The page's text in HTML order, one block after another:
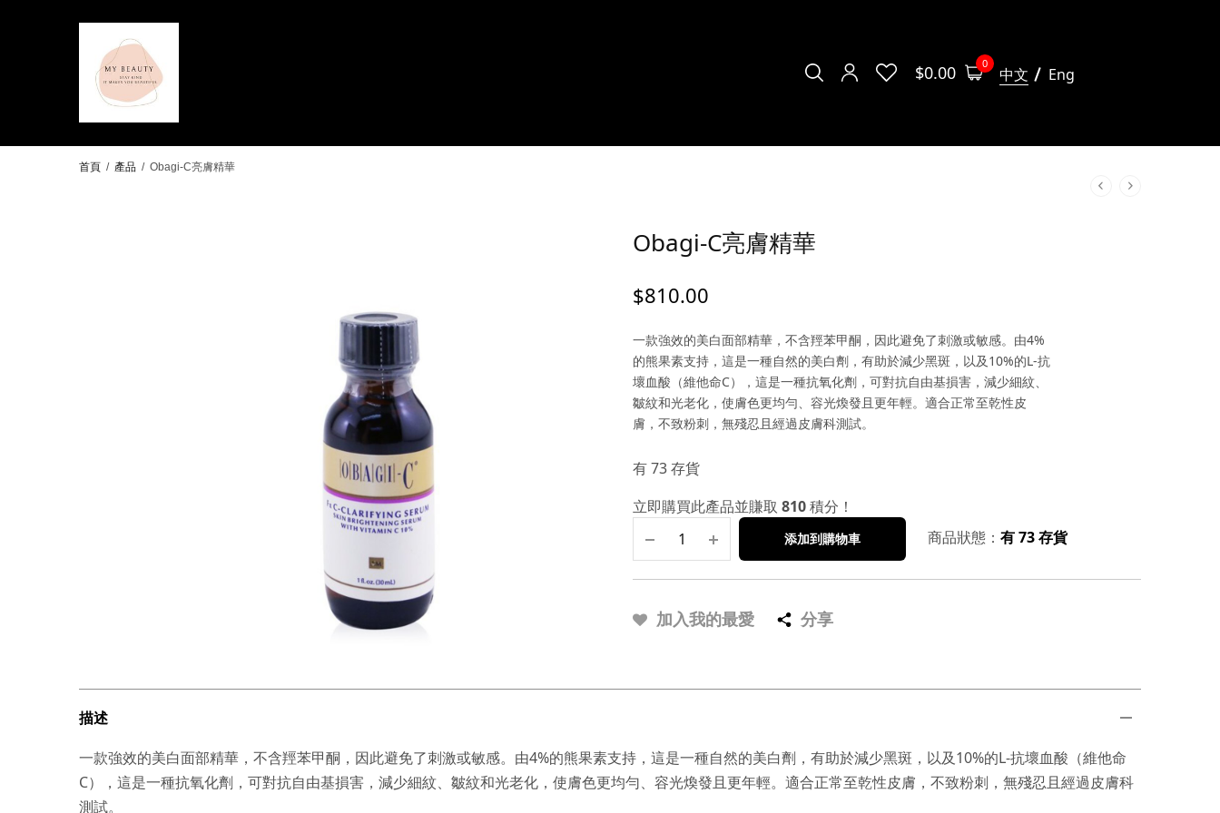
$0.00 0
中文 Eng
首頁 / 產品 / Obagi-C亮膚精華
Obagi-C亮膚精華
$810.00
一款強效的美白面部精華，不含羥苯甲酮，因此避免了刺激或敏感。由4%
的熊果素支持，這是一種自然的美白劑，有助於減少黑斑，以及10%的L-抗
壞血酸（維他命C），這是一種抗氧化劑，可對抗自由基損害，減少細紋、
皺紋和光老化，使膚色更均勻、容光煥發且更年輕。適合正常至乾性皮
膚，不致粉刺，無殘忍且經過皮膚科測試。
有 73 存貨
立即購買此產品並賺取 810積分！
添加到購物車 商品狀態： 有 73 存貨
加入我的最愛 分享
描述
一款強效的美白面部精華，不含羥苯甲酮，因此避免了刺激或敏感。由4%的熊果素支持，這是一種自然的美白劑，有助於減少黑斑，以及10%的L-抗壞血酸（維他命
C），這是一種抗氧化劑，可對抗自由基損害，減少細紋、皺紋和光老化，使膚色更均勻、容光煥發且更年輕。適合正常至乾性皮膚，不致粉刺，無殘忍且經過皮膚科
測試。